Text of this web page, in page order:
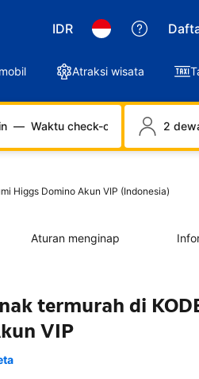
IDR
Atraksi wisata
— Waktu check-out 2
Higgs Domino Akun VIP (Indonesia)
Aturan menginap
termurah di
VIP